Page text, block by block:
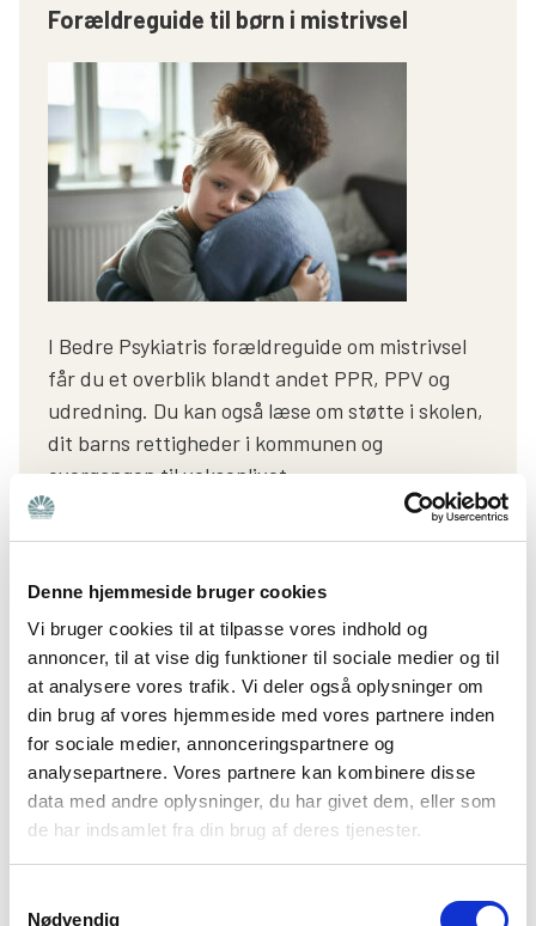
Denne hjemmeside bruger cookies
Vi bruger cookies til at tilpasse vores indhold og
annoncer, til at vise dig funktioner til sociale medier og til
at analysere vores trafik. Vi deler også oplysninger om
din brug af vores hjemmeside med vores partnere inden
for sociale medier, annonceringspartnere og
analysepartnere. Vores partnere kan kombinere disse
data med andre oplysninger, du har givet dem, eller som
de har indsamlet fra din brug af deres tjenester.
Nødvendig
Forældreguide til børn i mistrivsel
I Bedre Psykiatris forældreguide om mistrivsel
får du et overblik blandt andet PPR, PPV og
udredning. Du kan også læse om støtte i skolen,
dit barns rettigheder i kommunen og
overgangen til voksenlivet.
Få tilsendt guiden
Det handler sjældent om én bestemt indsats, én
hændelse eller ét møde, men om summen af alt det,
der bliver gjort. Med din vedholdenhed og hjælpen fra
andre voksne, som forstår dit barns situation, og de
rammer, I sammen får skabt, er der al mulig grund til
håb om, at dit barn får et godt liv.